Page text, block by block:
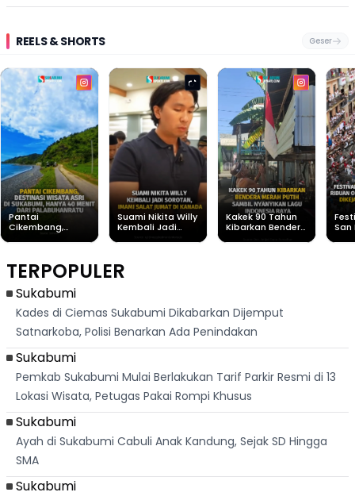
REELS & SHORTS Geser
Pantai
Cikembang,
Dari
Palabuhanratu
Suami Nikita Willy
Kembali Jadi
Kakek 90 Tahun
Kibarkan Bendera
San
TERPOPULER
Sukabumi
Kades di Ciemas Sukabumi Dikabarkan Dijemput
Satnarkoba, Polisi Benarkan Ada Penindakan
Sukabumi
Pemkab Sukabumi Mulai Berlakukan Tarif Parkir Resmi di 13
Lokasi Wisata, Petugas Pakai Rompi Khusus
Sukabumi
Ayah di Sukabumi Cabuli Anak Kandung, Sejak SD Hingga
SMA
Sukabumi